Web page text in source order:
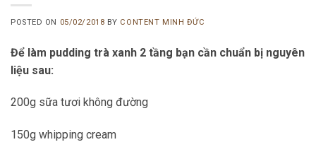
POSTED ON 05/02/2018 BY CONTENT MINH ĐỨC
Để làm pudding trà xanh 2 tầng bạn cần chuẩn bị nguyên
liệu sau:
200g sữa tươi không đường
150g whipping cream